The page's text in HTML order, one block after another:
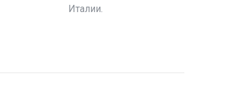
Италии.